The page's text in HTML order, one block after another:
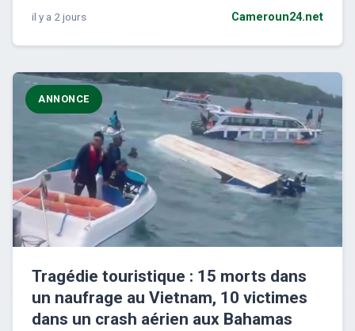
il y a 2 jours Cameroun24.net
ANNONCE
Tragédie touristique : 15 morts dans
un naufrage au Vietnam, 10 victimes
dans un crash aérien aux Bahamas